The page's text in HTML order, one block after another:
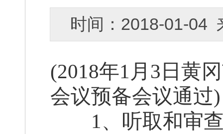
时间：2018-01-
(2018年1月3日黄
会议预备会议通过)
1、听取和审查